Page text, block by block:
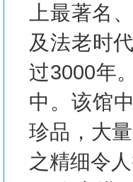
上最著名
及法老时
过3000年
中。该馆
珍品，大
之精细令人